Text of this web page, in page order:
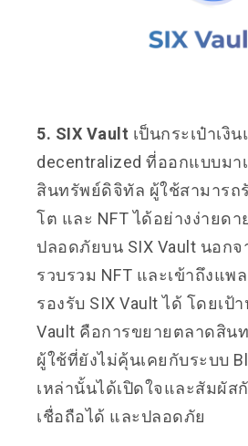
5. SIX Vault เป็นกระเป๋าเงิ
decentralized ที่ออกแบบมา
สินทรัพย์ดิจิทัล ผู้ใช้สามารถ
โต และ NFT ได้อย่างง่ายดา
ปลอดภัยบน SIX Vault นอก
รวบรวม NFT และเข้าถึงแพ
รองรับ SIX Vault ได้ โดยเป้
Vault คือการขยายตลาดสิน
ผู้ใช้ที่ยังไม่คุ้นเคยกับระบบ
เหล่านั้นได้เปิดใจและสัมผัส
เชื่อถือได้ และปลอดภัย